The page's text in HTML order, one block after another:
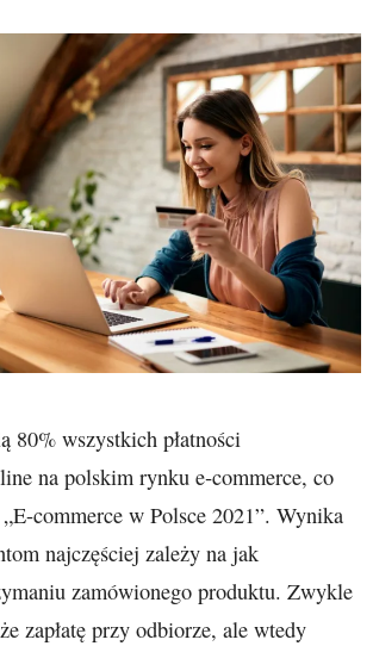
80% wszystkich płatności
na polskim rynku e‑commerce, co
commerce w Polsce 2021”. Wynika
najczęściej zależy na jak
zamówionego produktu. Zwykle
zapłatę przy odbiorze, ale wtedy